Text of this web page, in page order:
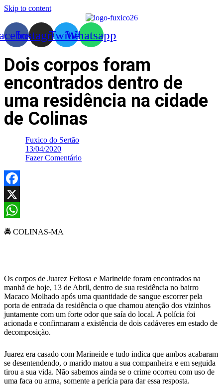
Skip to content
InstagramTwitterWhatsapp
Dois corpos foram
encontrados dentro de
uma residência na cidade
de Colinas
Fuxico do Sertão
13/04/2020
Fazer Comentário
Facebook
X
WhatsApp
🚔 COLINAS-MA
Os corpos de Juarez Feitosa e Marineide foram encontrados na
manhã de hoje, 13 de Abril, dentro de sua residência no bairro
Macaco Molhado após uma quantidade de sangue escorrer pela
porta de entrada da residência o que chamou atenção dos vizinhos
juntamente com um forte odor que saía do local. A polícia foi
acionada e confirmaram a existência de dois cadáveres em estado de
decomposição.
Juarez era casado com Marineide e tudo indica que ambos acabaram
se desentendendo, o marido matou a sua companheira e em seguida
tirou a sua vida. Não sabemos ainda se o crime ocorreu com uso de
uma faca ou arma, somente a perícia para dar essa resposta.